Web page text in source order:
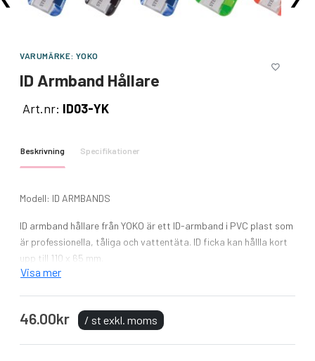
VARUMÄRKE: YOKO
ID Armband Hållare
Art.nr: ID03-YK
Beskrivning Specifikationer
Modell: ID ARMBANDS
ID armband hållare från YOKO är ett ID-armband i PVC plast som
är professionella, tåliga och vattentäta. ID ficka kan hållla kort
upp till 110 x 65 mm.
räddningstjänsten, säkerhetsbolag etc.
Enkel att rengöra - bara torka av.
Visa mer
46.00kr / st exkl. moms